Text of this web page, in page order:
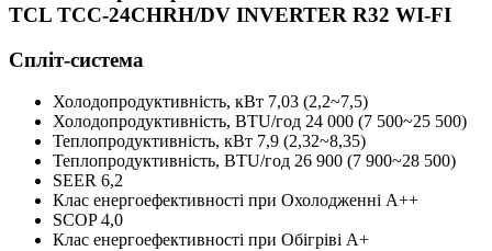
TCL TCC-24CHRH/DV INVERTER R32 WI-FI
Спліт-система
Холодопродуктивність, кBт 7,03 (2,2~7,5)
Холодопродуктивність, BTU/год 24 000 (7 500~25 500)
Теплопродуктивність, кBт 7,9 (2,32~8,35)
Теплопродуктивність, BTU/год 26 900 (7 900~28 500)
SEER 6,2
Клас енергоефективності при Охолодженні А++
SCOP4,0
Клас енергоефективності при Обігріві А+